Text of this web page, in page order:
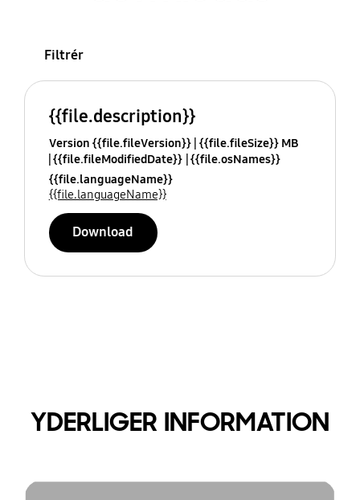
Filtrér
{{file.description}}
Version {{file.fileVersion}} {{file.fileSize}} MB
{{file.fileModifiedDate}} {{file.osNames}}
{{file.languageName}}
{{file.languageName}}
Download
YDERLIGER INFORMATION